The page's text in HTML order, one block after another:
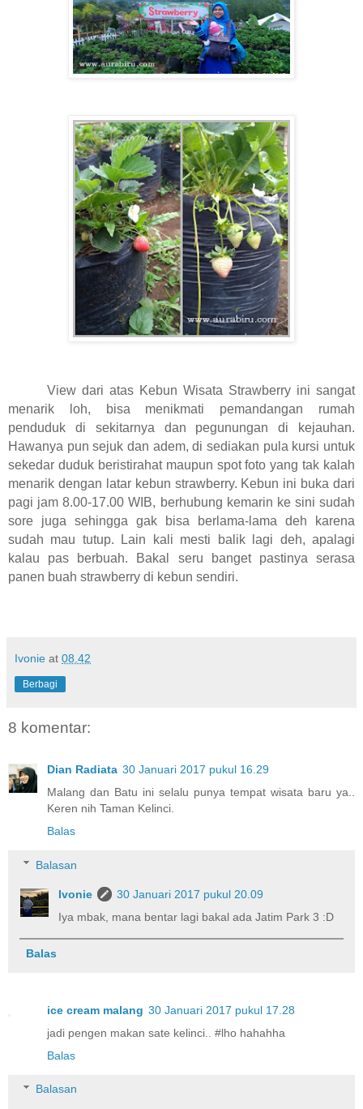
View dari atas Kebun Wisata Strawberry ini sangat
menarik loh, bisa menikmati pemandangan rumah
penduduk di sekitarnya dan pegunungan di kejauhan.
Hawanya pun sejuk dan adem, di sediakan pula kursi untuk
sekedar duduk beristirahat maupun spot foto yang tak kalah
menarik dengan latar kebun strawberry. Kebun ini buka dari
pagi jam 8.00-17.00 WIB, berhubung kemarin ke sini sudah
sore juga sehingga gak bisa berlama-lama deh karena
sudah mau tutup. Lain kali mesti balik lagi deh, apalagi
kalau pas berbuah. Bakal seru banget pastinya serasa
panen buah strawberry di kebun sendiri.
Ivonie at 08.42
Berbagi
8 komentar:
Dian Radiata 30 Januari 2017 pukul 16.29
Malang dan Batu ini selalu punya tempat wisata baru ya..
Keren nih Taman Kelinci.
Balas
Balasan
Ivonie
30 Januari 2017 pukul 20.09
Iya mbak, mana bentar lagi bakal ada Jatim Park 3 :D
Balas
ice cream malang 30 Januari 2017 pukul 17.28
jadi pengen makan sate kelinci.. #lho hahahha
Balas
Balasan